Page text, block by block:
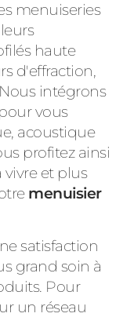
menuiseries
haute
d'effraction,
intégrons
vous
acoustique
profitez ainsi
et plus
menuisier
satisfaction
grand soin à
Pour
un réseau